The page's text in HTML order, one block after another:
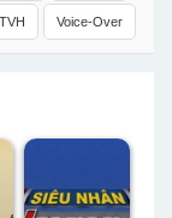
TVH Voice-Over